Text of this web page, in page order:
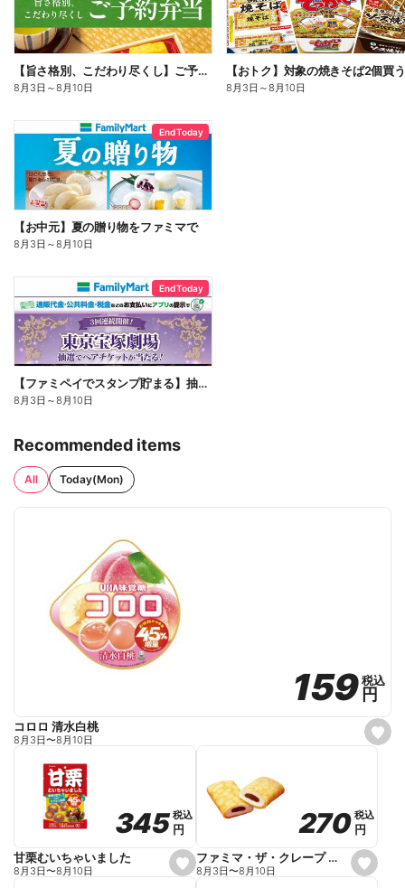
【旨さ格別、こだわり尽くし】ご予約弁当
8月3日 ～8月10日 8月3日 ～8月10日
End Today
【お中元】夏の贈り物をファミマで
8月3日 ～8月10日
End Today
【ファミペイでスタンプ貯まる】抽選でペアチケットが当たる!
8月3日 ～8月10日
Recommended items
All Today(Mon)
s
e
159
159税込
税込
円
円
コロロ 清水白桃
8月3日〜8月10日
s
e
345
345税込
税込
円
円
甘栗むいちゃいました
8月3日〜8月10日
s
e
270
270 税込
税込
円
円
ファミマ・ザ・クレープ 生チョコ
8月3日〜8月10日